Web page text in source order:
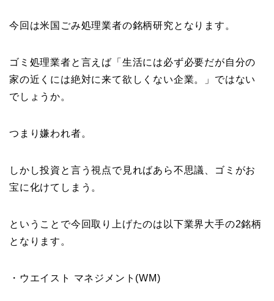
今回は米国ごみ処理業者の銘柄研究となります。
ゴミ処理業者と言えば「生活には必ず必要だが自分の
家の近くには絶対に来て欲しくない企業。」ではない
でしょうか。
つまり嫌われ者。
しかし投資と言う視点で見ればあら不思議、ゴミがお
宝に化けてしまう。
ということで今回取り上げたのは以下業界大手の2銘柄
となります。
・ウエイスト マネジメント(WM)